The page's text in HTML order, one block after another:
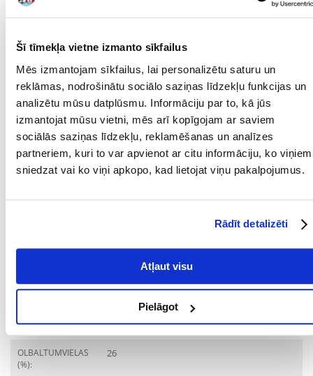
Šī tīmekļa vietne izmanto sīkfailus
Mēs izmantojam sīkfailus, lai personalizētu saturu un
reklāmas, nodrošinātu sociālo saziņas līdzekļu funkcijas un
analizētu mūsu datplūsmu. Informāciju par to, kā jūs
izmantojat mūsu vietni, mēs arī kopīgojam ar saviem
sociālās saziņas līdzekļu, reklamēšanas un analīzes
partneriem, kuri to var apvienot ar citu informāciju, ko viņiem
sniedzat vai ko viņi apkopo, kad lietojat viņu pakalpojumus.
Rādīt detalizēti
Atļaut visu
Pielāgot
(KG):
IZMĒRS:
Lielās šķirnes
PRODUKTU LĪNIJA: Royal Canin Boxer Adult
PRODUCENT: ROYAL CANIN
ŠĶIRNE: Bokseris
VECUMS NO:
Sastāvdaļas
OLBALTUMVIELAS
(%):
26